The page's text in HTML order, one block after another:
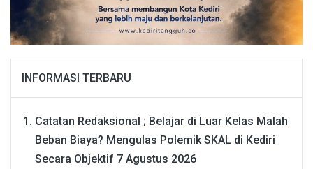
INFORMASI TERBARU
Catatan Redaksional ; Belajar di Luar Kelas Malah
Beban Biaya? Mengulas Polemik SKAL di Kediri
Secara Objektif 7 Agustus 2026